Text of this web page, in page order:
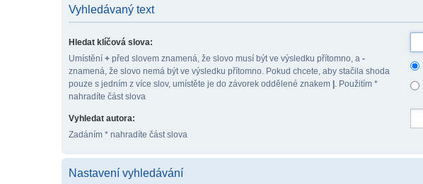
Vyhledávaný text
Hledat klíčová slova:
Umístění + před slovem znamená, že slovo musí být ve výsledku přítomno, a -
znamená, že slovo nemá být ve výsledku přítomno. Pokud chcete, aby stačila shoda
pouze s jedním z více slov, umístěte je do závorek oddělené znakem . Použitím *
nahradíte část slova
Vyhledat autora:
Zadáním * nahradíte část slova
Nastavení vyhledávání